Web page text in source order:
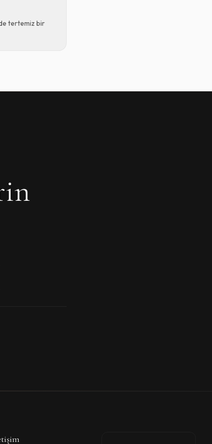
tertemiz bir